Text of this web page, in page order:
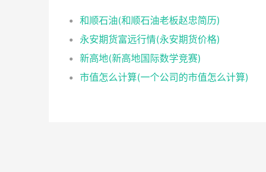
和顺石油(和顺石油老板赵忠简历)
永安期货富远行情(永安期货价格)
新高地(新高地国际数学竞赛)
市值怎么计算(一个公司的市值怎么计算)